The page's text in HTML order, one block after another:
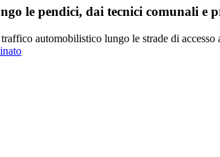
le pendici, dai tecnici comunali
automobilistico lungo le strade di accesso